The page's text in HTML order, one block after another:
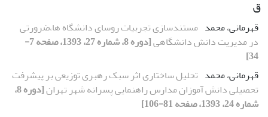
ق
قهرمانی، محمد مستندسازی تجربیات روسای دانشگاه ها،ضرورتی
در مدیریت دانش دانشگاهی
[دوره 8، شماره 27، 1393، صفحه 7-
34]
قهرمانی، محمد تحلیل ساختاری اثر سبک رهبری توزیعی بر پیشرفت
تحصیلی دانش آموزان مدارس راهنمایی پسرانه شهر تهران
[دوره 8،
شماره 24، 1393، صفحه 81-106]